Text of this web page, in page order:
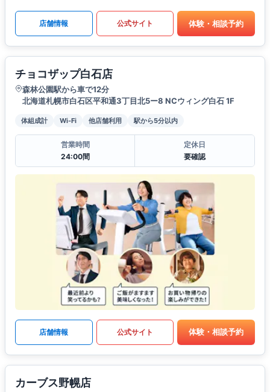
店舗情報 公式サイト 体験・相談予約
チョコザップ白石店
森林公園駅から車で12分
北海道札幌市白石区平和通3丁目北5ー8 NCウィング白石 1F
体組成計 Wi-Fi 他店舗利用 駅から5分以内
営業時間
24:00間
定休日
要確認
店舗情報 公式サイト 体験・相談予約
カーブス野幌店